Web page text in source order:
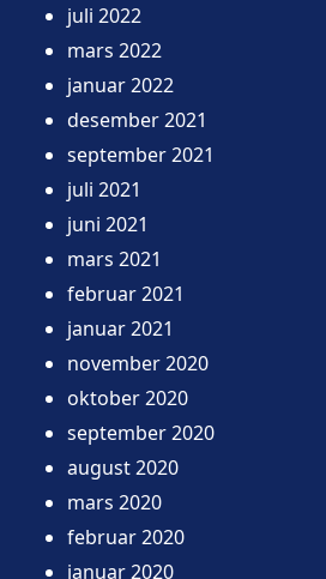
juli 2022
mars 2022
januar 2022
desember 2021
september 2021
juli 2021
juni 2021
mars 2021
februar 2021
januar 2021
november 2020
oktober 2020
september 2020
august 2020
mars 2020
februar 2020
januar 2020